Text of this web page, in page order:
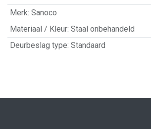
Merk: Sanoco
Materiaal / Kleur: Staal onbehandeld
Deurbeslag type: Standaard